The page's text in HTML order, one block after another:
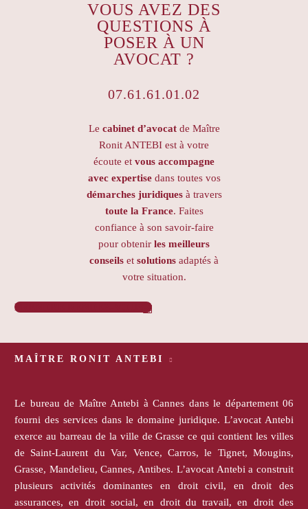
VOUS AVEZ DES
QUESTIONS À
POSER À UN
AVOCAT ?
07.61.61.01.02
Le cabinet d’avocatde Maître
Ronit ANTEBI est à votre
écoute et vous accompagne
avec expertisedans toutes vos
démarches juridiquesà travers
toute la France. Faites
confiance à son savoir-faire
pour obtenir les meilleurs
conseils et solutions adaptés à
votre situation.
PRENDRE RENDEZ-VOUS 
MAÎTRE RONIT ANTEBI
Le bureau de Maître Antebi à Cannes dans le département 06
fourni des services dans le domaine juridique. L’avocat Antebi
exerce au barreau de la ville de Grasse ce qui contient les villes
de Saint-Laurent du Var, Vence, Carros, le Tignet, Mougins,
Grasse, Mandelieu, Cannes, Antibes. L’avocat Antebi a construit
plusieurs activités dominantes en droit civil, en droit des
assurances, en droit social, en droit du travail, en droit des